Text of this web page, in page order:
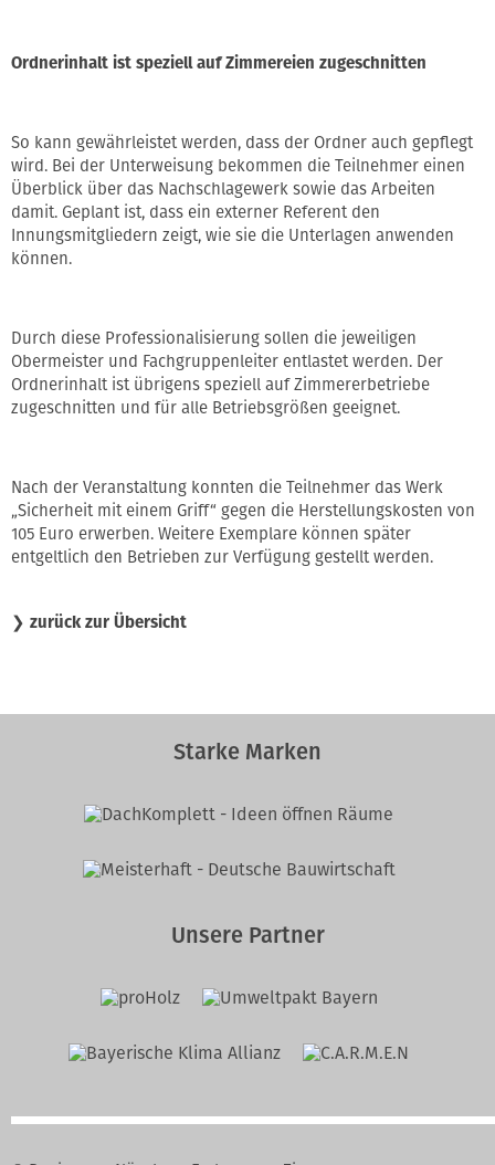
Ordnerinhalt ist speziell auf Zimmereien zugeschnitten
So kann gewährleistet werden, dass der Ordner auch gepflegt
wird. Bei der Unterweisung bekommen die Teilnehmer einen
Überblick über das Nachschlagewerk sowie das Arbeiten
damit. Geplant ist, dass ein externer Referent den
Innungsmitgliedern zeigt, wie sie die Unterlagen anwenden
können.
Durch diese Professionalisierung sollen die jeweiligen
Obermeister und Fachgruppenleiter entlastet werden. Der
Ordnerinhalt ist übrigens speziell auf Zimmererbetriebe
zugeschnitten und für alle Betriebsgrößen geeignet.
Nach der Veranstaltung konnten die Teilnehmer das Werk
„Sicherheit mit einem Griff“ gegen die Herstellungskosten von
105 Euro erwerben. Weitere Exemplare können später
entgeltlich den Betrieben zur Verfügung gestellt werden.
❯ zurück zur Übersicht
Starke Marken
Unsere Partner